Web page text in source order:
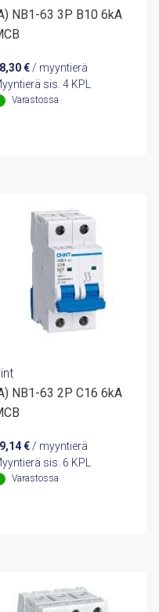
NB1-63 3P B10 6kA
€/ myyntierä
sis. 4 KPL
Varastossa
NB1-63 2P C16 6kA
€/ myyntierä
sis. 6 KPL
Varastossa